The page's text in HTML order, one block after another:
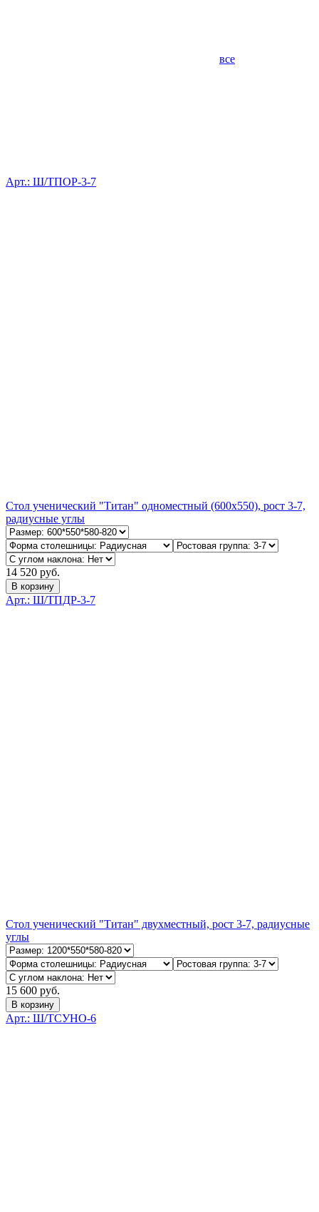
все
Арт.: Ш/ТПОР-3-7
Стол ученический "Титан" одноместный (600х550), рост 3-7,
радиусные углы
14 520 руб.
В корзину
Арт.: Ш/ТПДР-3-7
Стол ученический "Титан" двухместный, рост 3-7, радиусные
углы
15 600 руб.
В корзину
Арт.: Ш/ТСУНО-6